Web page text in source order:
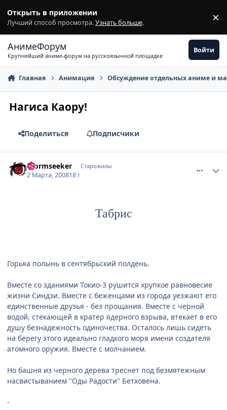
Открыть в приложении
Лучший способ просмотра.Узнать больше. ×
АнимеФорум
Крупнейший аниме-форум на русскоязычной площадке
Войти
Главная Анимация Обсуждение отдельных аниме и
Нагиса Каору!
Поделиться Подписчики
Stormseeker Старожилы
2 Марта, 200818 г
Табрис
Горька полынь в сентябрьский полдень.
Вместе со зданиями Токио-3 рушится хрупкое равновесие
жизни Синдзи. Вместе с беженцами из города уезжают его
единственные друзья - без прощания. Вместе с черной
водой, стекающей в кратер ядерного взрыва, втекает в его
душу безнадежность одиночества. Осталось лишь сидеть
на берегу этого идеально гладкого моря имени создателя
атомного оружия. Вместе с молчанием.
Но башня из черного дерева треснет под безмятежным
насвистыванием "Оды Радости" Бетховена.
-